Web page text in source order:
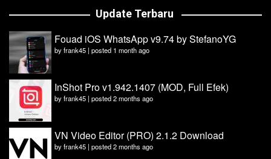
Update Terbaru
Fouad iOS WhatsApp v9.74 by StefanoYG
byfrank45 | posted 1 month ago
InShot Pro v1.942.1407 (MOD, Full Efek)
byfrank45 | posted 2 months ago
VN Video Editor (PRO) 2.1.2 Download
byfrank45 | posted 2 months ago